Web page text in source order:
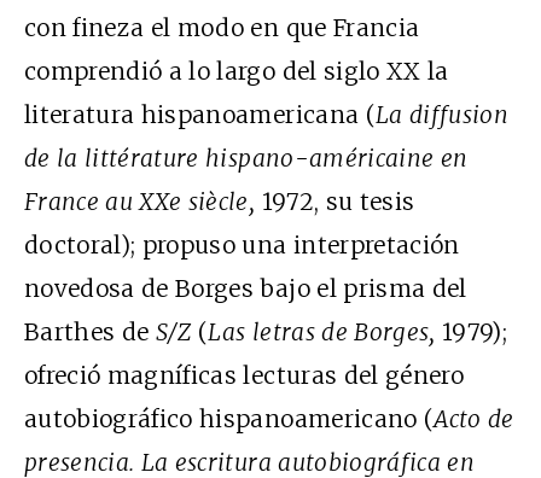
con fineza el modo en que Francia
comprendió a lo largo del siglo XX la
literatura hispanoamericana (La diffusion
de la littérature hispano-américaine en
France au XXe siècle, 1972, su tesis
doctoral); propuso una interpretación
novedosa de Borges bajo el prisma del
Barthes de S/Z (Las letras de Borges, 1979);
ofreció magníficas lecturas del género
autobiográfico hispanoamericano (Acto de
presencia. La escritura autobiográfica en